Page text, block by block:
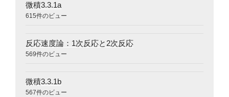
微積3.3.1a
615件のビュー
反応速度論：1次反応と2次反応
569件のビュー
微積3.3.1b
567件のビュー